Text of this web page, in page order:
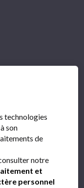
technologies
son
de
notre
et
personnel